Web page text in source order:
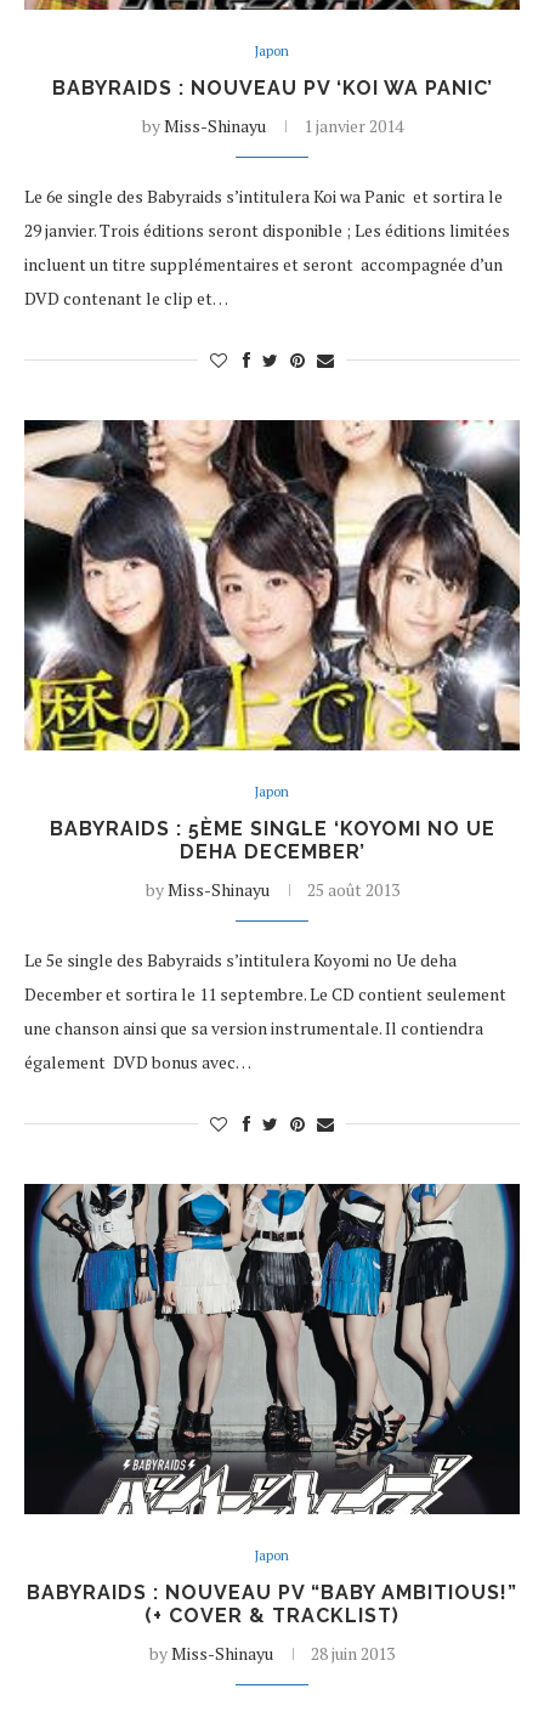
Japon
BABYRAIDS : NOUVEAU PV ‘KOI WA PANIC’
byMiss-Shinayu 1 janvier 2014
Le 6e single des Babyraids s’intitulera Koi wa Panic et sortira le
29 janvier. Trois éditions seront disponible ; Les éditions limitées
incluent un titre supplémentaires et seront accompagnée d’un
DVD contenant le clip et…
Japon
BABYRAIDS : 5ÈME SINGLE ‘KOYOMI NO UE
DEHA DECEMBER’
byMiss-Shinayu 25 août 2013
Le 5e single des Babyraids s’intitulera Koyomi no Ue deha
December et sortira le 11 septembre. Le CD contient seulement
une chanson ainsi que sa version instrumentale. Il contiendra
également DVD bonus avec…
Japon
BABYRAIDS : NOUVEAU PV “BABY AMBITIOUS!”
(+ COVER & TRACKLIST)
byMiss-Shinayu 28 juin 2013